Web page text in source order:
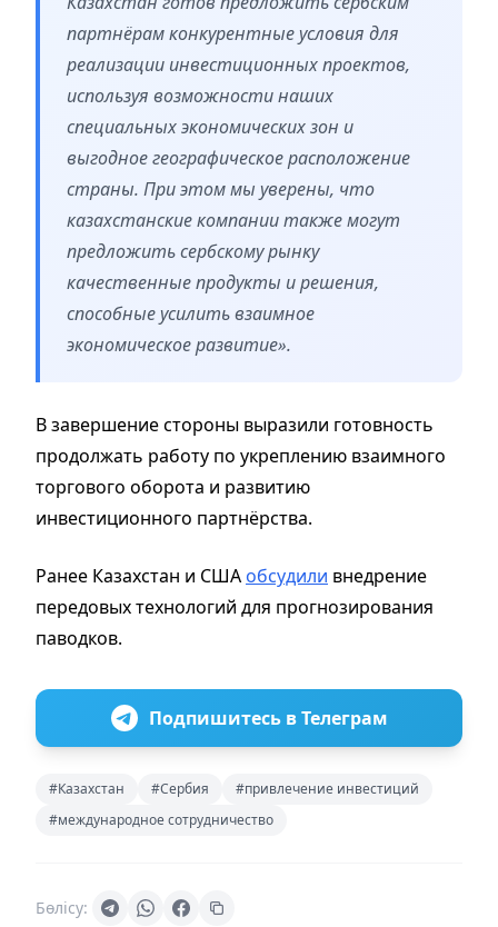
партнёрам конкурентные условия для
реализации инвестиционных проектов,
используя возможности наших
специальных экономических зон и
выгодное географическое расположение
страны. При этом мы уверены, что
казахстанские компании также могут
предложить сербскому рынку
качественные продукты и решения,
способные усилить взаимное
экономическое развитие».
В завершение стороны выразили готовность
продолжать работу по укреплению взаимного
торгового оборота и развитию
инвестиционного партнёрства.
Ранее Казахстан и США обсудили внедрение
передовых технологий для прогнозирования
паводков.
Подпишитесь в Телеграм
#Казахстан #Сербия
#привлечение инвестиций
#международное сотрудничество
Бөлісу: